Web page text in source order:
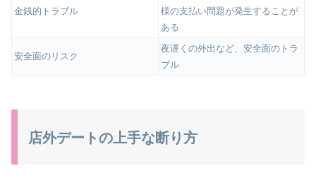
金銭的トラブル
様の支払い問題が発生することが
ある
安全面のリスク
夜遅くの外出など、安全面のトラ
ブル
店外デートの上手な断り方